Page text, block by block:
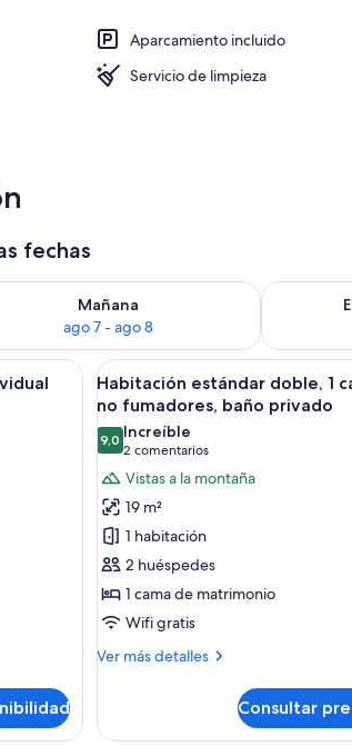
Aparcamiento incluido
Servicio de limpieza
fechas
6 - ago 7
Mañana
ago 7 - ago 8
la disponibilidad para mañana, ago 7 -
Consulta
una silla, un escritorio y ventana con vistas a un
Abrir
todas
las
fotos
de
Habitación
estándar
doble,
1
cama
de
matrimonio,
baño
7
Habitación estándar doble, 1
no fumadores, baño privado
9,09,0 de 10
Increíble
2 comentarios
(2 comentarios)
Vistas a la montaña
19 m²
1 habitación
2 huéspedes
1 cama de matrimonio
Wifi gratis
Ver más detalles
Más
estándar
Consultar